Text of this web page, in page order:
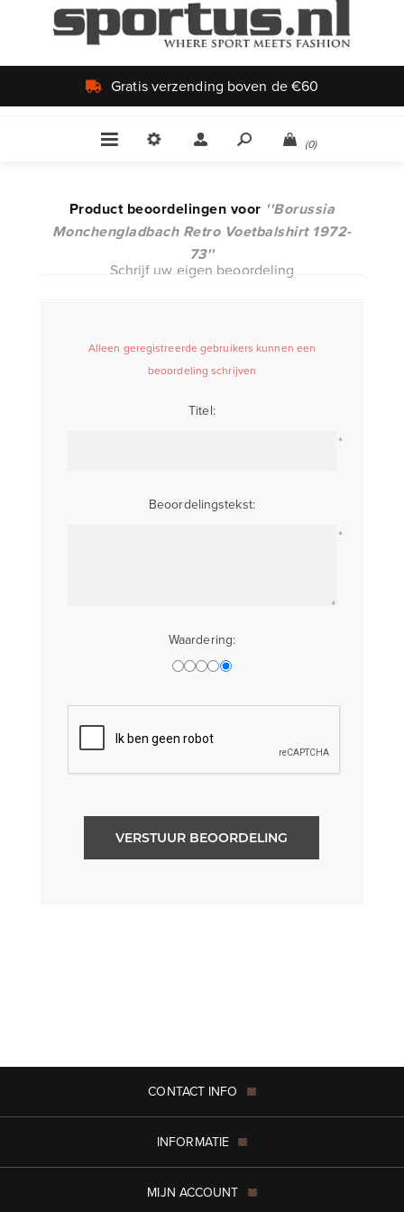
Uniek aanbod
(0)
Product beoordelingen voor
Borussia
Monchengladbach Retro Voetbalshirt 1972-
73
Schrijf uw eigen beoordeling
Alleen geregistreerde gebruikers kunnen een
beoordeling schrijven
Titel:
*
Beoordelingstekst:
*
Waardering:
VERSTUUR BEOORDELING
CONTACT INFO
INFORMATIE
MIJN ACCOUNT